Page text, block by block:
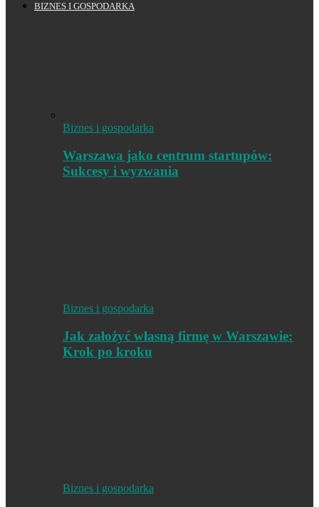
BIZNES I GOSPODARKA
Biznes i gospodarka
Warszawa jako centrum startupów:
Sukcesy i wyzwania
Biznes i gospodarka
Jak założyć własną firmę w Warszawie:
Krok po kroku
Biznes i gospodarka